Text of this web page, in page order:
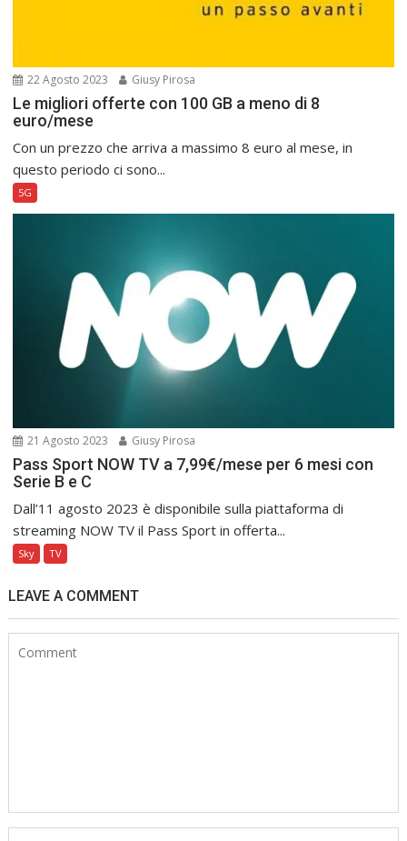
22 Agosto 2023 Giusy Pirosa
Le migliori offerte con 100 GB a meno di 8
euro/mese
Con un prezzo che arriva a massimo 8 euro al mese, in
questo periodo ci sono...
5G
21 Agosto 2023 Giusy Pirosa
Pass Sport NOW TV a 7,99€/mese per 6 mesi con
Serie B e C
Dall’11 agosto 2023 è disponibile sulla piattaforma di
streaming NOW TV il Pass Sport in offerta...
Sky TV
LEAVE A COMMENT